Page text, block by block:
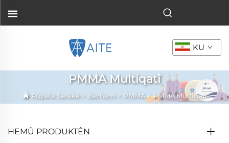
KU
PMMA Multiqatî
Rûpela Sereke> Berhem > PMMA>PMMA Multiqatî
HEMÛ PRODUKTÊN